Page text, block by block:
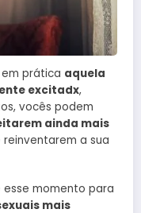
prática aquela
excitadx,
vocês podem
ainda mais
reinventarem a sua
esse momento para
mais